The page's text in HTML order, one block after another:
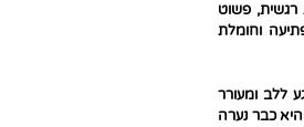
רגשית, פשוט
וחומלת
ללב ומעורר
כבר נערה